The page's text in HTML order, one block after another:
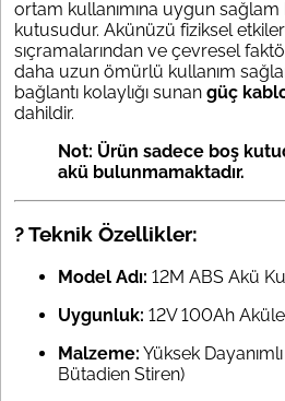
ortam kullanımına uygun
kutusudur. Akünüzü fiziksel
sıçramalarından ve çevresel
daha uzun ömürlü kullanım
bağlantı kolaylığı sunan güç
dahildir.
Not: Ürün sadece boş
akü bulunmamaktadır.
? Teknik Özellikler:
Model Adı: 12M ABS Akü
Uygunluk: 12V 100Ah
Malzeme: Yüksek
Bütadien Stiren)